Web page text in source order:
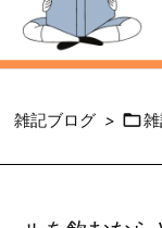
雑記ブログ > 